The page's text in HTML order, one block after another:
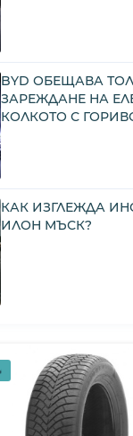
BYD ОБЕЩАВА
ЗАРЕЖДАНЕ НА
КОЛКОТО С
КАК ИЗГЛЕЖДА
ИЛОН МЪСК?